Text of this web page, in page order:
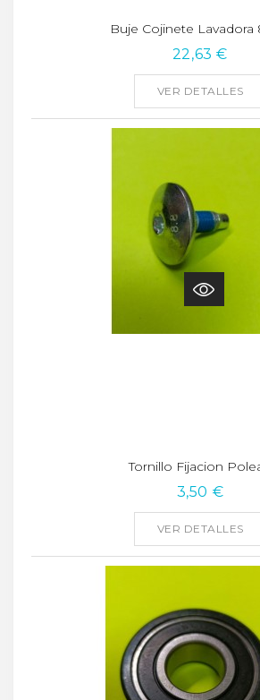
Buje Cojinete Lavadora
22,63 €
VER DETALLES
Tornillo Fijacion
3,50 €
VER DETALLES